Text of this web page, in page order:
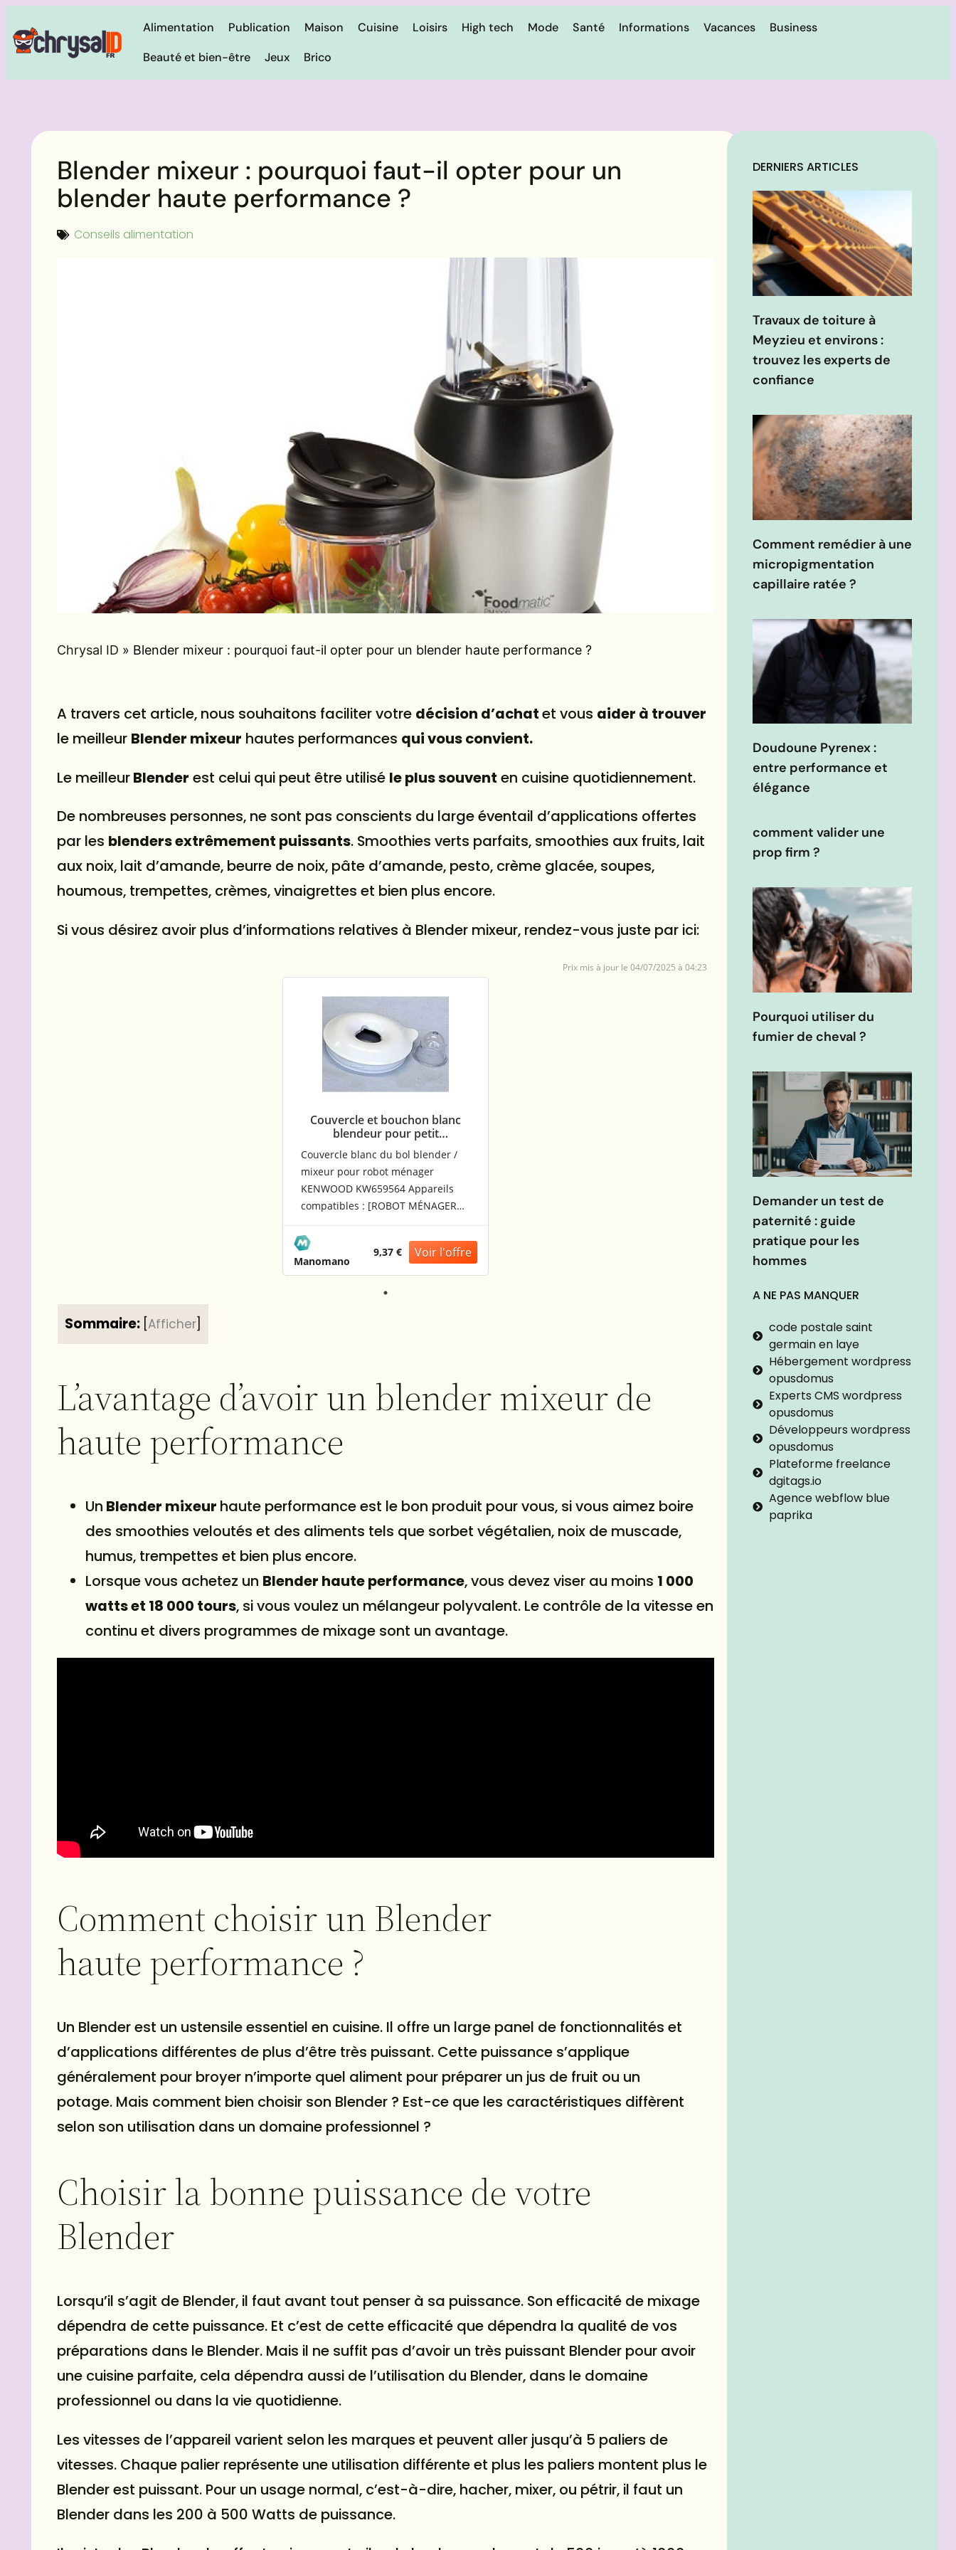
Alimentation Publication Maison Cuisine Loisirs High tech Mode Santé Informations Vacances
Business
Beauté et bien-être
Jeux Brico
Blender mixeur : pourquoi faut-il opter pour un
blender haute performance ?
Conseils alimentation
Chrysal ID » Blender mixeur : pourquoi faut-il opter pour un blender haute performance ?
A travers cet article, nous souhaitons faciliter votre décision d’achatet vous aider à trouver
le meilleur Blender mixeur hautes performances qui vous convient.
Le meilleurBlender est celui qui peut être utilisé le plus souvent en cuisine quotidiennement.
De nombreuses personnes, ne sont pas conscients du large éventail d’applications offertes
par les blenders extrêmement puissants. Smoothies verts parfaits, smoothies aux fruits, lait
aux noix, lait d’amande, beurre de noix, pâte d’amande, pesto, crème glacée, soupes,
houmous, trempettes, crèmes, vinaigrettes et bien plus encore.
Si vous désirez avoir plus d’informations relatives à Blender mixeur, rendez-vous juste par ici:
04/07/2025 à 04:23
Couvercle et bouchon blanc
blendeur pour petit
electromenager Kenwood
KW659564
Couvercle blanc du bol blender /
mixeur pour robot ménager
KENWOOD KW659564 Appareils
compatibles : [ROBOT MÉNAGER
FP580, FP696, FP586, FP480, FP693,
FP479, BL346, FP581, FP920, FP680,
FP690, FP481, FP487 BB39398
Manomano
9,37 €
Sommaire: Afficher
L’avantage d’avoir un blender mixeur de
haute performance
Un Blender mixeur haute performance est le bon produit pour vous, si vous aimez boire
des smoothies veloutés et des aliments tels que sorbet végétalien, noix de muscade,
humus, trempettes et bien plus encore.
Lorsque vous achetez un Blender haute performance, vous devez viser au moins 1 000
watts et 18 000 tours, si vous voulez un mélangeur polyvalent. Le contrôle de la vitesse en
continu et divers programmes de mixage sont un avantage.
Comment choisir un Blender
haute performance ?
Un Blender est un ustensile essentiel en cuisine. Il offre un large panel de fonctionnalités et
d’applications différentes de plus d’être très puissant. Cette puissance s’applique
généralement pour broyer n’importe quel aliment pour préparer un jus de fruit ou un
potage. Mais comment bien choisir son Blender ? Est-ce que les caractéristiques diffèrent
selon son utilisation dans un domaine professionnel ?
Choisir la bonne puissance de votre
Blender
Lorsqu’il s’agit de Blender, il faut avant tout penser à sa puissance. Son efficacité de mixage
dépendra de cette puissance. Et c’est de cette efficacité que dépendra la qualité de vos
préparations dans le Blender. Mais il ne suffit pas d’avoir un très puissant Blender pour avoir
une cuisine parfaite, cela dépendra aussi de l’utilisation du Blender, dans le domaine
professionnel ou dans la vie quotidienne.
Les vitesses de l’appareil varient selon les marques et peuvent aller jusqu’à 5 paliers de
vitesses. Chaque palier représente une utilisation différente et plus les paliers montent plus le
Blender est puissant. Pour un usage normal, c’est-à-dire, hacher, mixer, ou pétrir, il faut un
Blender dans les 200 à 500 Watts de puissance.
DERNIERS ARTICLES
Travaux de toiture à
Meyzieu et environs :
trouvez les experts de
confiance
Comment remédier à une
micropigmentation
capillaire ratée ?
Doudoune Pyrenex :
entre performance et
élégance
comment valider une
prop firm ?
Pourquoi utiliser du
fumier de cheval ?
Demander un test de
paternité : guide
pratique pour les
hommes
A NE PAS MANQUER
code postale saint
germain en laye
Hébergement wordpress
opusdomus
Experts CMS wordpress
opusdomus
Développeurs wordpress
opusdomus
Plateforme freelance
dgitags.io
Agence webflow blue
paprika